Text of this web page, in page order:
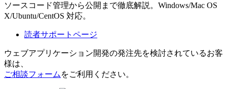
ソースコード管理から公開まで徹底解説。Windows/Mac OS
X/Ubuntu/CentOS 対応。
読者サポートページ
ウェブアプリケーション開発の発注先を検討されているお客
様は、
ご相談フォーム をご利用ください。